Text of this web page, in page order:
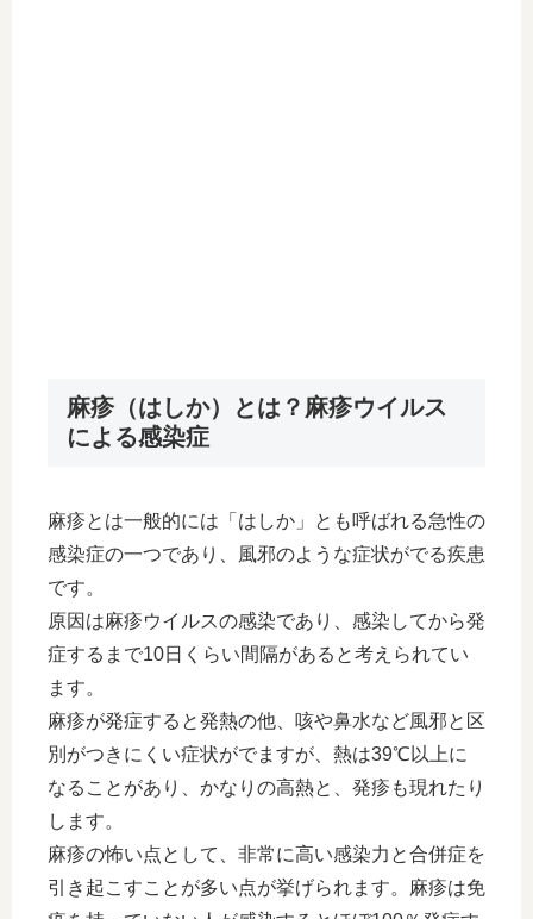
麻疹（はしか）とは？麻疹ウイルス
による感染症
麻疹とは一般的には「はしか」とも呼ばれる急性の
感染症の一つであり、風邪のような症状がでる疾患
です。
原因は麻疹ウイルスの感染であり、感染してから発
症するまで10日くらい間隔があると考えられてい
ます。
麻疹が発症すると発熱の他、咳や鼻水など風邪と区
別がつきにくい症状がでますが、熱は39℃以上に
なることがあり、かなりの高熱と、発疹も現れたり
します。
麻疹の怖い点として、非常に高い感染力と合併症を
引き起こすことが多い点が挙げられます。麻疹は免